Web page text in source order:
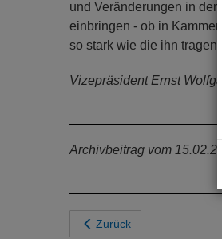
und Veränderungen in der
einbringen - ob in
so stark wie die ihn
Vizepräsident Ernst
Archivbeitrag vom
Zurück